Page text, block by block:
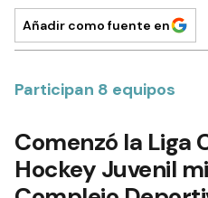
Añadir como fuente en
Participan 8 equipos
Comenzó la Liga
Hockey Juvenil